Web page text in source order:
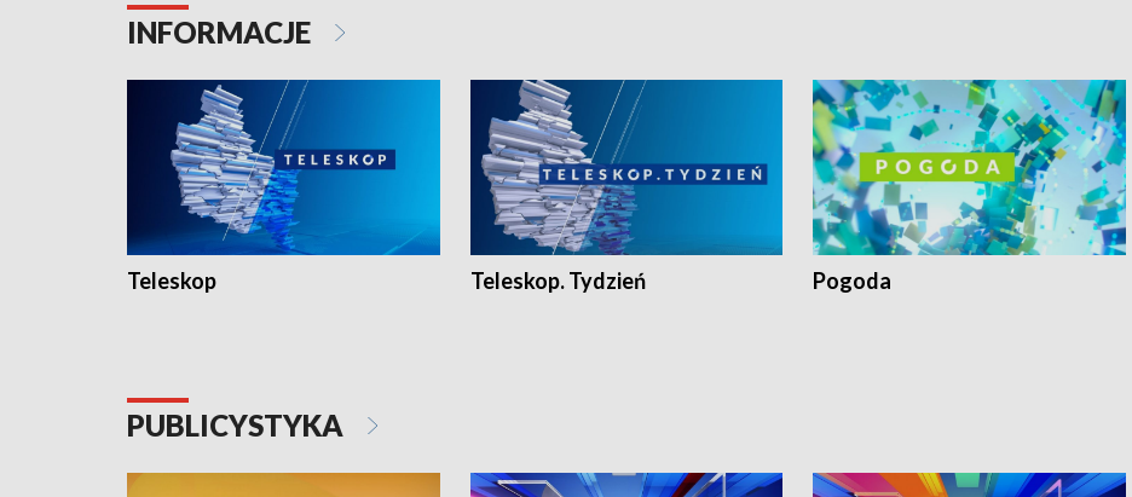
INFORMACJE
Teleskop Teleskop. Tydzień Pogoda
PUBLICYSTYKA